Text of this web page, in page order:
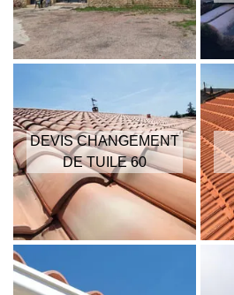
DEVIS CHANGEMENT
DE TUILE 60